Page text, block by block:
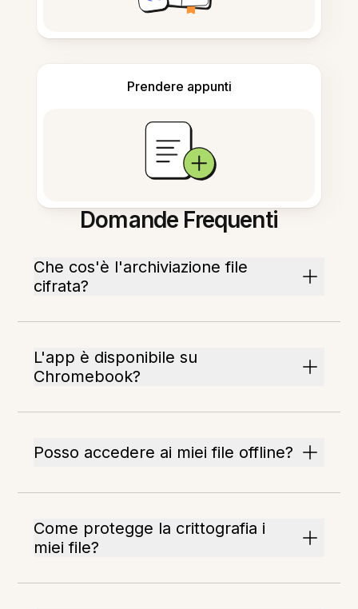
Prendere appunti
Domande Frequenti
Che cos'è l'archiviazione file
cifrata?
L'app è disponibile su
Chromebook?
Posso accedere ai miei file offline?
Come protegge la crittografia i
miei file?